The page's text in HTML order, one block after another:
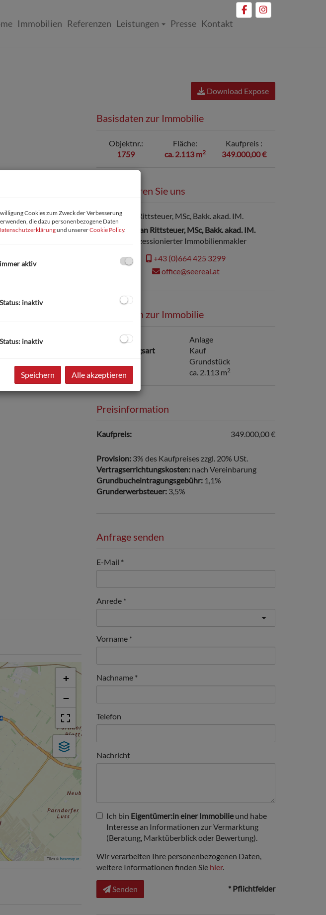
Immobilien Referenzen Leistungen Presse Kontakt
+
−
Tiles ©basemap.at
Download Expose
Basisdaten zur Immobilie
Objektnr.
1759
Fläche
ca. 2.113 m2
Kaufpreis
349.000,00 €
Kontaktieren Sie uns
Christian Rittsteuer, MSc, Bakk. akad. IM.
konzessionierter Immobilienmakler
+43 (0)664 425 3299
office@seereal.at
Basisdaten zur Immobilie
Nutzungsart
Anlage
Vermarktungsart
Kauf
Objektart
Grundstück
Grundfläche
ca. 2.113 m2
Preisinformation
Kaufpreis: 349.000,00 €
Provision: 3% des Kaufpreises zzgl. 20% USt.
Vertragserrichtungskosten: nach Vereinbarung
Grundbucheintragungsgebühr: 1,1%
Grunderwerbsteuer: 3,5%
Anfrage senden
E-Mail
Anrede
Vorname
Nachname
Telefon
Nachricht
Ich bin Eigentümer:in einer Immobilieund habe
Interesse an Informationen zur Vermarktung
(Beratung, Marktüberblick oder Bewertung).
Wir verarbeiten Ihre personenbezogenen Daten,
weitere Informationen finden Sie hier.
Senden * Pflichtfelder
Cookies zum Zweck der Verbesserung
die dazu personenbezogene Daten
und unsererCookie Policy.
immer aktiv
Status: inaktiv
Status: inaktiv
Speichern Alle akzeptieren